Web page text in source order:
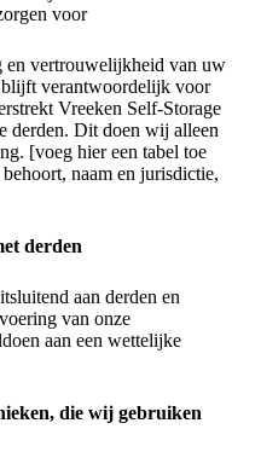
voor
en vertrouwelijkheid van uw
blijft verantwoordelijk voor
Vreeken Self-Storage
derden. Dit doen wij alleen
[voeg hier een tabel toe
naam en jurisdictie,
derden
aan derden en
van onze
aan een wettelijke
die wij gebruiken